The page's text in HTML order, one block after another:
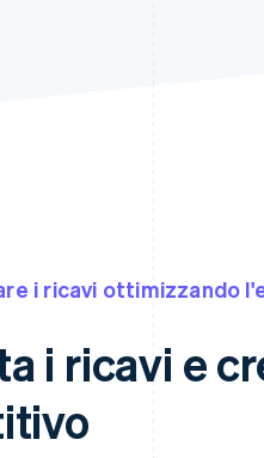
i ricavi ottimizzando
i ricavi e